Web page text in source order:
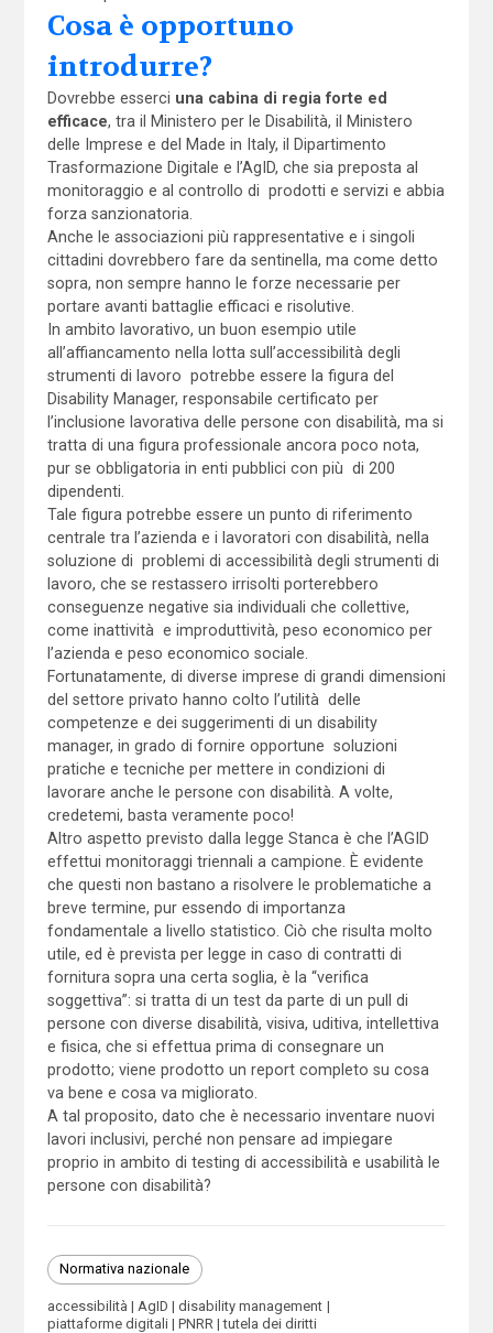
Cosa è opportuno
introdurre?
Dovrebbe esserci una cabina di regia forte ed
efficace, tra il Ministero per le Disabilità, il Ministero
delle Imprese e del Made in Italy, il Dipartimento
Trasformazione Digitale e l’AgID, che sia preposta al
monitoraggio e al controllo di prodotti e servizi e abbia
forza sanzionatoria.
Anche le associazioni più rappresentative e i singoli
cittadini dovrebbero fare da sentinella, ma come detto
sopra, non sempre hanno le forze necessarie per
portare avanti battaglie efficaci e risolutive.
In ambito lavorativo, un buon esempio utile
all’affiancamento nella lotta sull’accessibilità degli
strumenti di lavoro potrebbe essere la figura del
Disability Manager, responsabile certificato per
l’inclusione lavorativa delle persone con disabilità, ma si
tratta di una figura professionale ancora poco nota,
pur se obbligatoria in enti pubblici con più di 200
dipendenti.
Tale figura potrebbe essere un punto di riferimento
centrale tra l’azienda e i lavoratori con disabilità, nella
soluzione di problemi di accessibilità degli strumenti di
lavoro, che se restassero irrisolti porterebbero
conseguenze negative sia individuali che collettive,
come inattività e improduttività, peso economico per
l’azienda e peso economico sociale.
Fortunatamente, di diverse imprese di grandi dimensioni
del settore privato hanno colto l’utilità delle
competenze e dei suggerimenti di un disability
manager, in grado di fornire opportune soluzioni
pratiche e tecniche per mettere in condizioni di
lavorare anche le persone con disabilità. A volte,
credetemi, basta veramente poco!
Altro aspetto previsto dalla legge Stanca è che l’AGID
effettui monitoraggi triennali a campione. È evidente
che questi non bastano a risolvere le problematiche a
breve termine, pur essendo di importanza
fondamentale a livello statistico. Ciò che risulta molto
utile, ed è prevista per legge in caso di contratti di
fornitura sopra una certa soglia, è la “verifica
soggettiva”: si tratta di un test da parte di un pull di
persone con diverse disabilità, visiva, uditiva, intellettiva
e fisica, che si effettua prima di consegnare un
prodotto; viene prodotto un report completo su cosa
va bene e cosa va migliorato.
A tal proposito, dato che è necessario inventare nuovi
lavori inclusivi, perché non pensare ad impiegare
proprio in ambito di testing di accessibilità e usabilità le
persone con disabilità?
Normativa nazionale
accessibilità AgID
disability management
piattaforme digitali
PNRR tutela dei diritti